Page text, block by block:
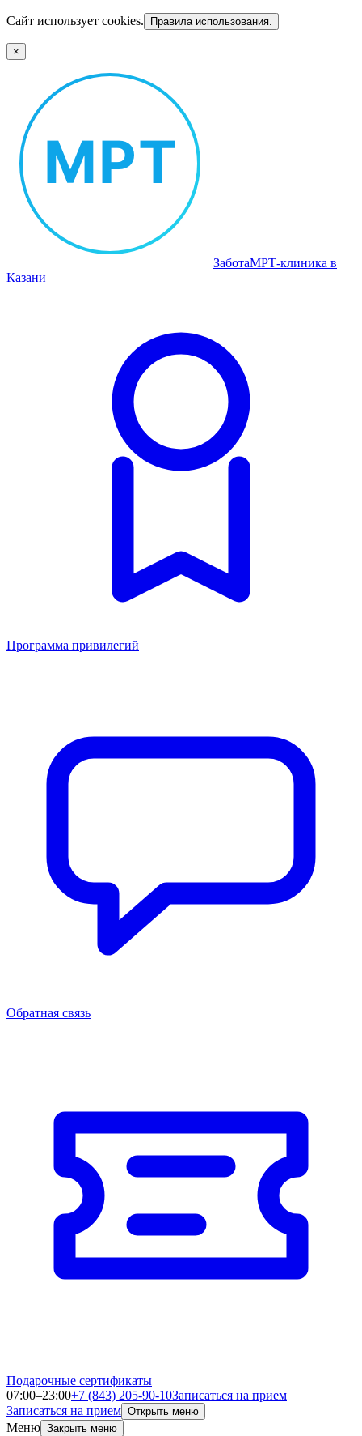
Сайт использует cookies. Правила использования.
×
ЗаботаМРТ‑клиника в
Казани
Программа привилегий
Обратная связь
Подарочные сертификаты
07:00–23:00+7 (843) 205-90-10Записаться на прием
Записаться на прием Открыть меню
Меню Закрыть меню